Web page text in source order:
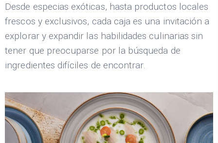
Desde especias exóticas, hasta productos locales
frescos y exclusivos, cada caja es una invitación a
explorar y expandir las habilidades culinarias sin
tener que preocuparse por la búsqueda de
ingredientes difíciles de encontrar.